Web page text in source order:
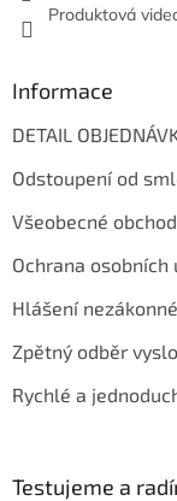
Produktová
Informace
DETAIL
Odstoupení od
Všeobecné
Ochrana osobních
Hlášení
Zpětný odběr
Rychlé a
Testujeme a